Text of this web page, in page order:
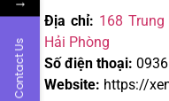
Địa chỉ: 168
Hải Phòng
Số điện thoại:
Website: https://
Contact Us